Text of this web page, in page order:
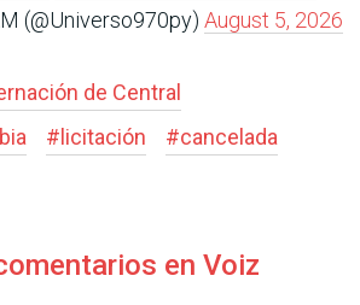
(@Universo970py) August 5, 2026
de Central
#licitación #cancelada
en Voiz